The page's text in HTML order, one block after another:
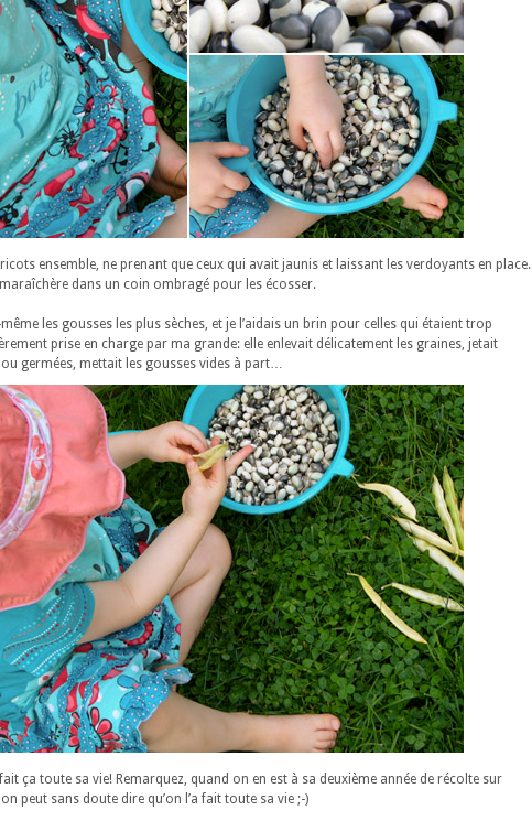
ensemble, ne prenant que ceux qui avait jaunis et laissant les verdoyants en place.
maraîchère dans un coin ombragé pour les écosser.
les gousses les plus sèches, et je l’aidais un brin pour celles qui étaient trop
prise en charge par ma grande: elle enlevait délicatement les graines, jetait
germées, mettait les gousses vides à part…
ça toute sa vie! Remarquez, quand on en est à sa deuxième année de récolte sur
peut sans doute dire qu’on l’a fait toute sa vie ;-)